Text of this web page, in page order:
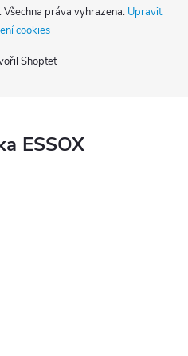
Shoptet
. Všechna práva vyhrazena. Upravit
cookies
ESSOX